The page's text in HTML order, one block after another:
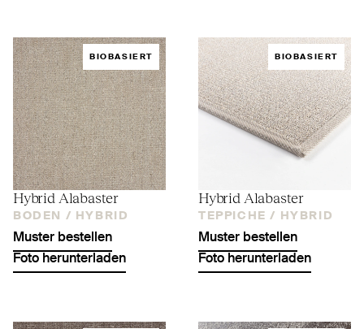
BIOBASIERT
Hybrid Alabaster
BODEN / HYBRID
Muster bestellen
Foto herunterladen
BIOBASIERT
Hybrid Alabaster
TEPPICHE / HYBRID
Muster bestellen
Foto herunterladen